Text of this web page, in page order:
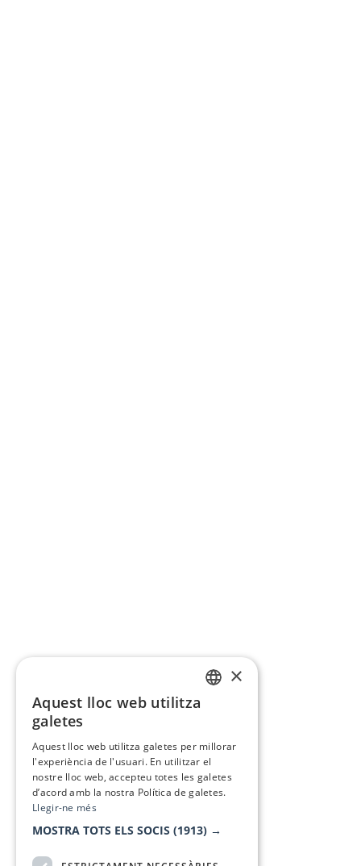
×
Aquest lloc web utilitza
galetes
Aquest lloc web utilitza galetes per millorar
l'experiència de l'usuari. En utilitzar el
nostre lloc web, accepteu totes les galetes
d’acord amb la nostra Política de galetes.
Llegir-ne més
MOSTRA TOTS ELS SOCIS (1913) →